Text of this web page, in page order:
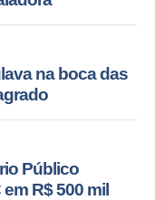
na boca das
Público
R$ 500 mil